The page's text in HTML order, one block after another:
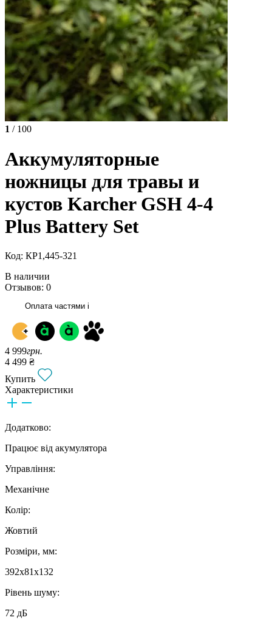
1 / 100
Аккумуляторные
ножницы для травы и
кустов Karcher GSH 4-4
Plus Battery Set
Код: КР1,445-321
В наличии
Отзывов: 0
Оплата частями i
4 999грн.
4 499 ₴
Купить
Характеристики
Додатково:
Працює від акумулятора
Управління:
Механічне
Колір:
Жовтий
Розміри, мм:
392x81x132
Рівень шуму:
72 дБ